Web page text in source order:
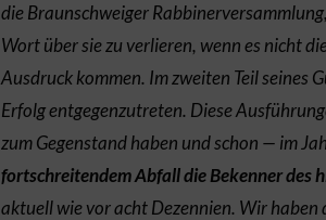
die Braunschweiger
Wort über sie zu verlieren, wenn es nicht
Ausdruck kommen. Im zweiten Teil seines
Erfolg entgegenzutreten. Diese
zum Gegenstand haben und schon — im
fortschreitendem Abfall die Bekenner des
aktuell wie vor acht Dezennien. Wir haben